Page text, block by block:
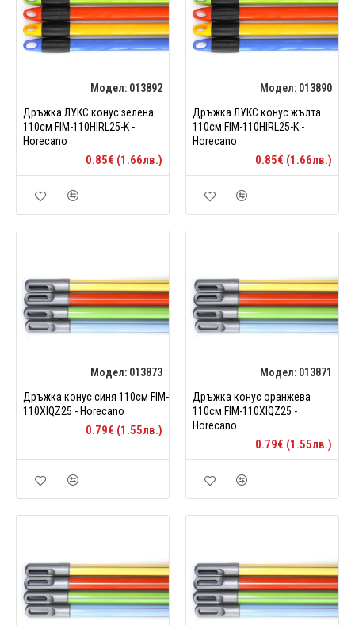
Модел: 013892
Дръжка ЛУКС конус зелена
110см FIM-110HIRL25-K -
Horecano
0.85€ (1.66лв.)
Модел: 013890
Дръжка ЛУКС конус жълта
110см FIM-110HIRL25-K -
Horecano
0.85€ (1.66лв.)
Модел: 013873
Дръжка конус синя 110см FIM-
110XIQZ25 - Horecano
0.79€ (1.55лв.)
Модел: 013871
Дръжка конус оранжева
110см FIM-110XIQZ25 -
Horecano
0.79€ (1.55лв.)